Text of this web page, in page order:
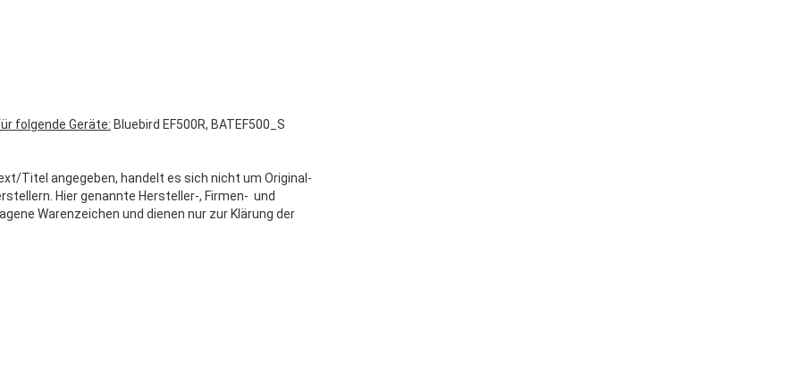
folgende Geräte: Bluebird EF500R, BATEF500_S
Titel angegeben, handelt es sich nicht um Original-
Hier genannte Hersteller-, Firmen- und
Warenzeichen und dienen nur zur Klärung der